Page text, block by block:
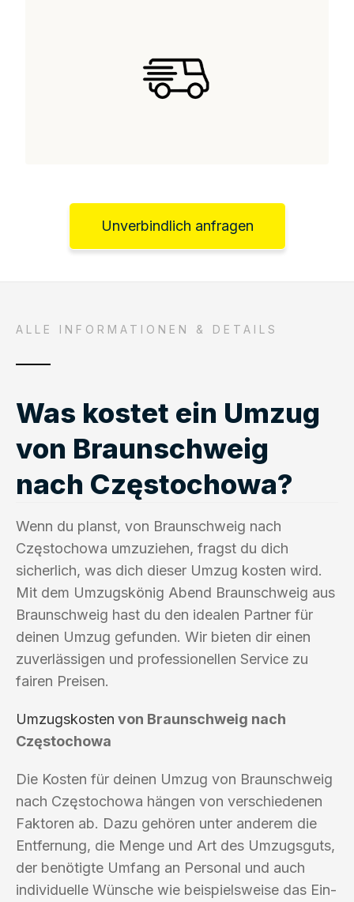
Unverbindlich anfragen
ALLE INFORMATIONEN & DETAILS
Was kostet ein Umzug
von Braunschweig
nach Częstochowa?
Wenn du planst, von Braunschweig nach
Częstochowa umzuziehen, fragst du dich
sicherlich, was dich dieser Umzug kosten wird.
Mit dem Umzugskönig Abend Braunschweig aus
Braunschweig hast du den idealen Partner für
deinen Umzug gefunden. Wir bieten dir einen
zuverlässigen und professionellen Service zu
fairen Preisen.
Umzugskosten von Braunschweig nach
Częstochowa
Die Kosten für deinen Umzug von Braunschweig
nach Częstochowa hängen von verschiedenen
Faktoren ab. Dazu gehören unter anderem die
Entfernung, die Menge und Art des Umzugsguts,
der benötigte Umfang an Personal und auch
individuelle Wünsche wie beispielsweise das Ein-